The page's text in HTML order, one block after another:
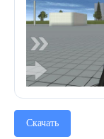
Скачать